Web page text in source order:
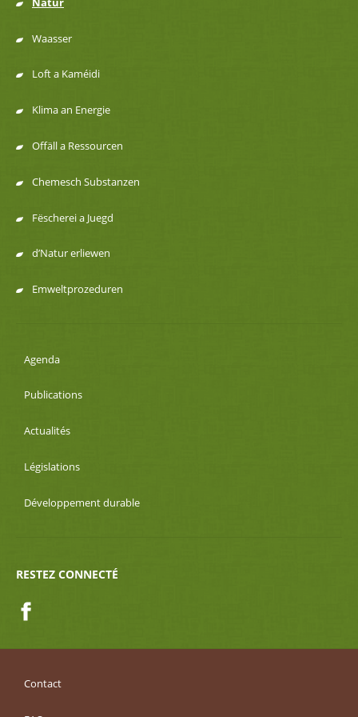
Menu
de
navigation
Waasser
Loft a Kaméidi
Klima an Energie
Offäll a Ressourcen
Chemesch Substanzen
Fëscherei a Juegd
d’Natur erliewen
Emweltprozeduren
Agenda
Publications
Actualités
Législations
Développement durable
RESTEZ CONNECTÉ
Contact